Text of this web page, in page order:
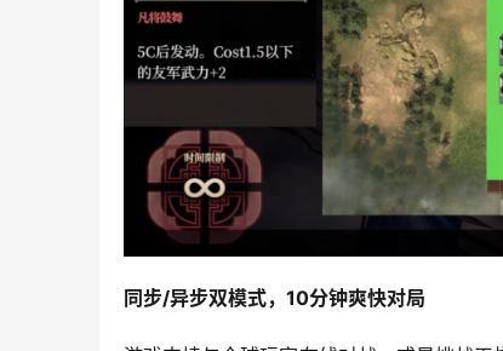
同步/异步双模式，10分钟爽快对局